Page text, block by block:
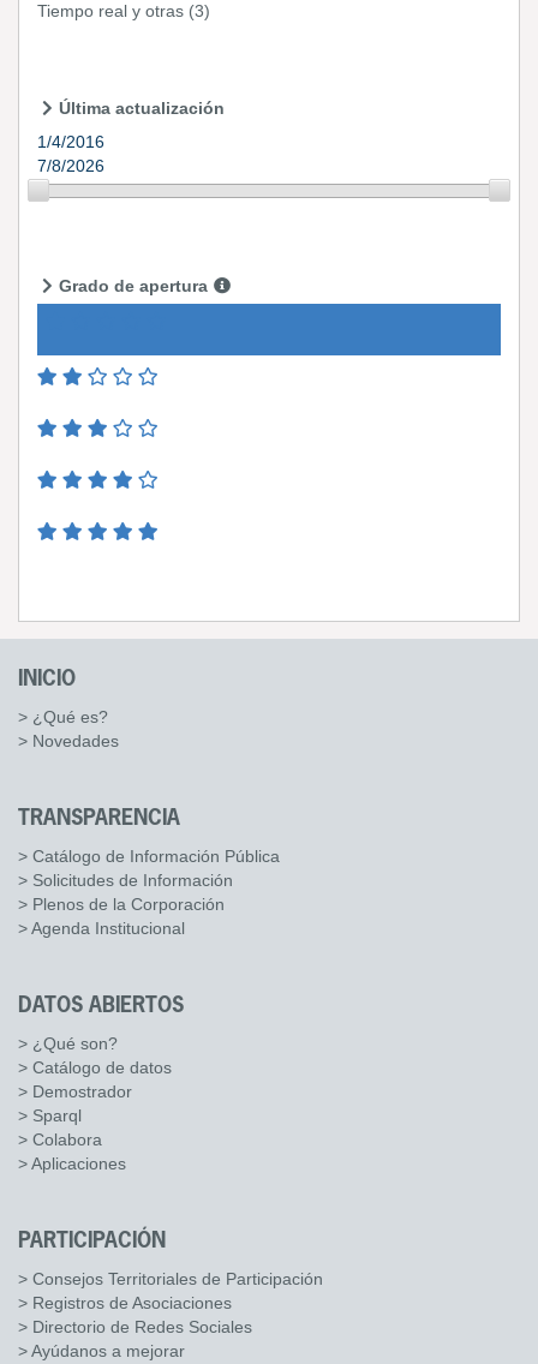
Tiempo real y otras (3)
Última actualización
1/4/2016
7/8/2026
Grado de apertura
INICIO
> ¿Qué es?
> Novedades
TRANSPARENCIA
> Catálogo de Información Pública
> Solicitudes de Información
> Plenos de la Corporación
> Agenda Institucional
DATOS ABIERTOS
> ¿Qué son?
> Catálogo de datos
> Demostrador
> Sparql
> Colabora
> Aplicaciones
PARTICIPACIÓN
> Consejos Territoriales de Participación
> Registros de Asociaciones
> Directorio de Redes Sociales
> Ayúdanos a mejorar